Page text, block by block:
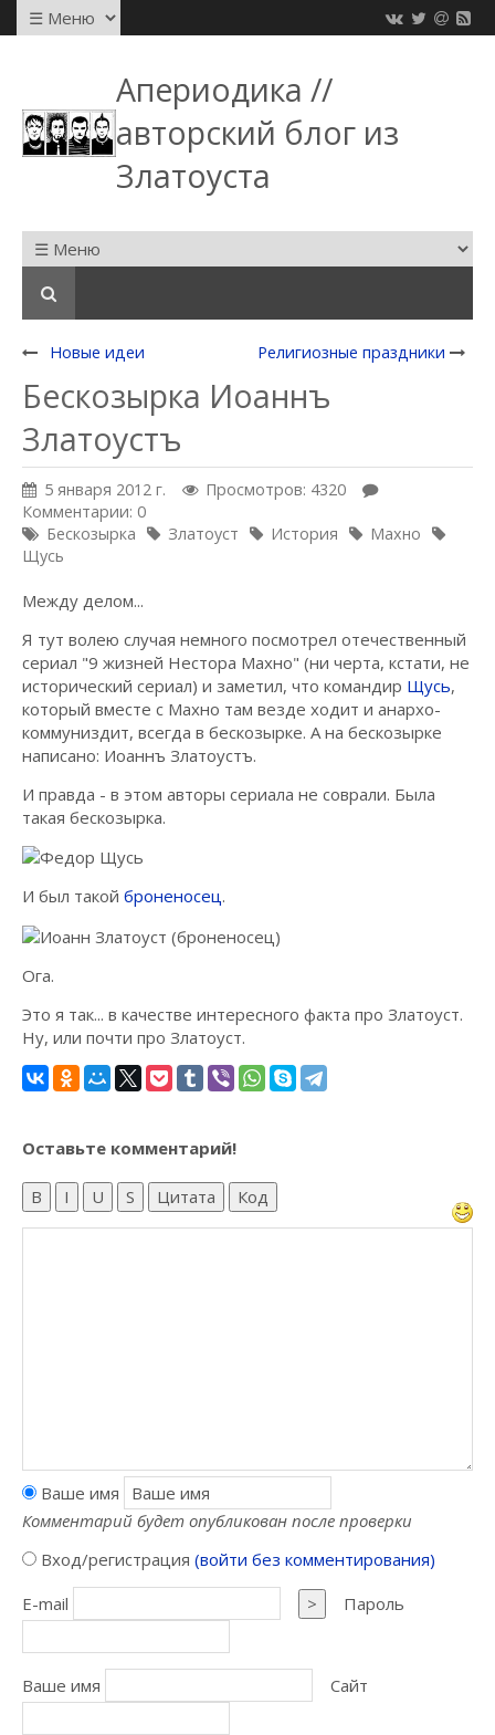
Апериодика //
авторский блог из
Златоуста
Новые идеи Религиозные праздники
Бескозырка Иоаннъ
Златоустъ
5 января 2012 г.
Просмотров: 4320
Комментарии: 0
Бескозырка
Златоуст История
Махно
Щусь
Между делом...
Я тут волею случая немного посмотрел отечественный
сериал "9 жизней Нестора Махно" (ни черта, кстати, не
исторический сериал) и заметил, что командир Щусь,
который вместе с Махно там везде ходит и анархо-
коммуниздит, всегда в бескозырке. А на бескозырке
написано: Иоаннъ Златоустъ.
И правда - в этом авторы сериала не соврали. Была
такая бескозырка.
И был такой броненосец.
Ога.
Это я так... в качестве интересного факта про Златоуст.
Ну, или почти про Златоуст.
Оставьте комментарий!
B I U S Цитата Код
Ваше имя
Комментарий будет опубликован после проверки
Вход/регистрация (войти без комментирования)
E-mail
> Пароль
Ваше имя Сайт